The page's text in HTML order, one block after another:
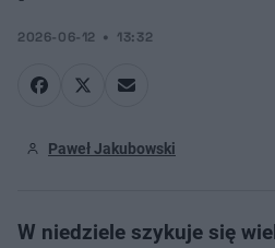
2026-06-12 13:32
Paweł Jakubowski
W niedziele szykuje się